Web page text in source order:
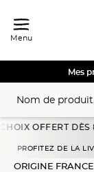
Menu Total
Mes
DÈS 80€
PROFITEZ DE LA
ORIGINE FRANCE